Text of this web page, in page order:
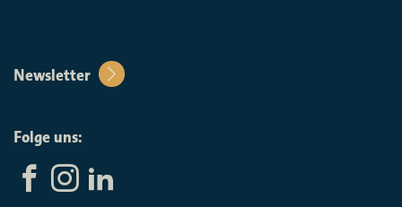
Newsletter
Folge uns: